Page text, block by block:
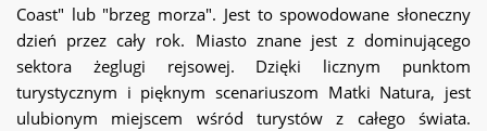
Coast" lub "brzeg morza". Jest to spowodowane słoneczny
dzień przez cały rok. Miasto znane jest z dominującego
sektora żeglugi rejsowej. Dzięki licznym punktom
turystycznym i pięknym scenariuszom Matki Natura, jest
ulubionym miejscem wśród turystów z całego świata.